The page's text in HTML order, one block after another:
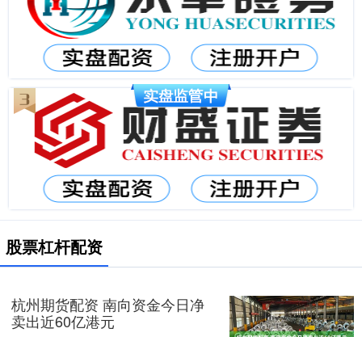
股票杠杆配资
杭州期货配资 南向资金今日净
卖出近60亿港元